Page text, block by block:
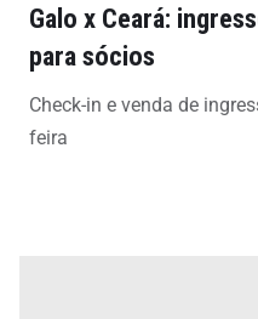
Galo x Ceará:
para sócios
Check-in e venda de
feira